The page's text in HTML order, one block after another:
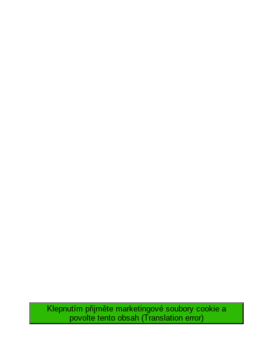
Klepnutím přijměte marketingové soubory cookie a
povolte tento obsah (Translation error)